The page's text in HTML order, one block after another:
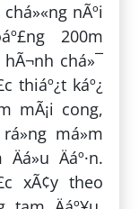
nÃºi
200m
hÃ¬nh chá»¯
thiáº¿t káº¿
mÃ¡i cong,
má»m
Äáº·n.
xÃ¢y theo